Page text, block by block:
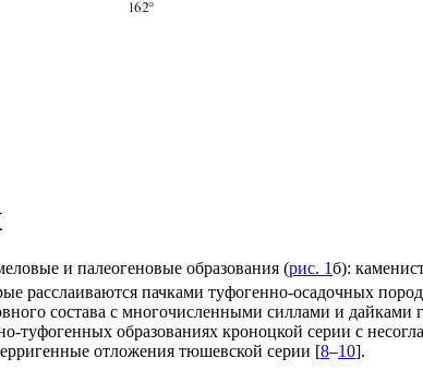
и палеогеновые образования (рис. 1б):
расслаиваются пачками туфогенно-осадочных
состава с многочисленными силлами и дайками
туфогенных образованиях кроноцкой серии с
отложения тюшевской серии [8–10].